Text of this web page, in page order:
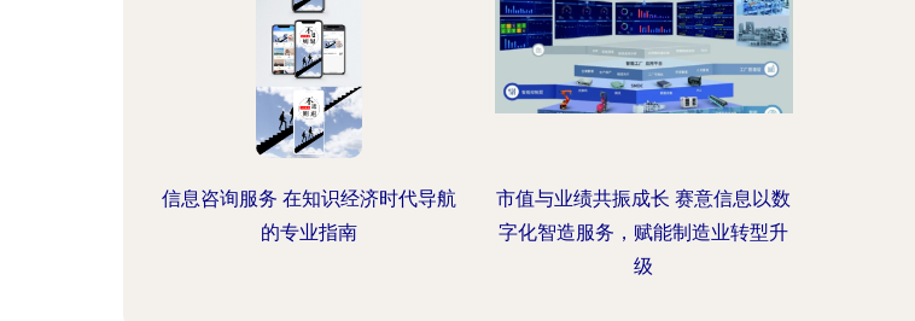
信息咨询服务 在知识经济时代导航
的专业指南
市值与业绩共振成长 赛意信息以数
字化智造服务，赋能制造业转型升
级